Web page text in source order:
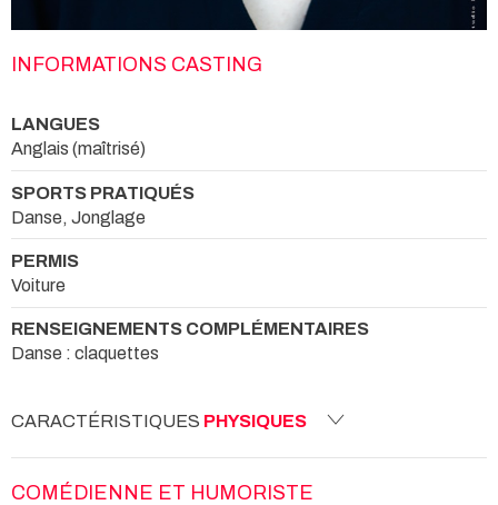
INFORMATIONS CASTING
LANGUES
Anglais (maîtrisé)
SPORTS PRATIQUÉS
Danse, Jonglage
PERMIS
Voiture
RENSEIGNEMENTS COMPLÉMENTAIRES
Danse : claquettes
CARACTÉRISTIQUES PHYSIQUES
COMÉDIENNE ET HUMORISTE